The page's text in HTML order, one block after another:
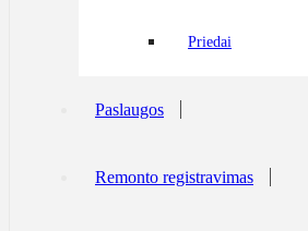
Priedai
Paslaugos
Remonto registravimas